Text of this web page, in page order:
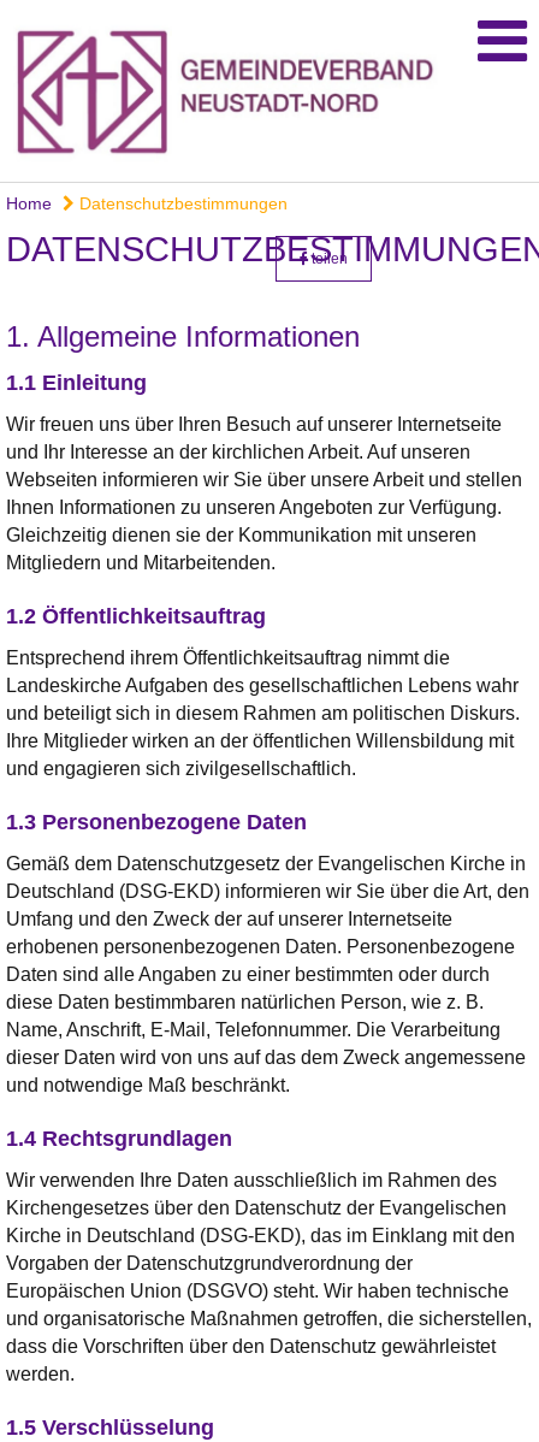
Home Datenschutzbestimmungen
teilen
1. Allgemeine Informationen
1.1 Einleitung
Wir freuen uns über Ihren Besuch auf unserer Internetseite
und Ihr Interesse an der kirchlichen Arbeit. Auf unseren
Webseiten informieren wir Sie über unsere Arbeit und stellen
Ihnen Informationen zu unseren Angeboten zur Verfügung.
Gleichzeitig dienen sie der Kommunikation mit unseren
Mitgliedern und Mitarbeitenden.
1.2 Öffentlichkeitsauftrag
Entsprechend ihrem Öffentlichkeitsauftrag nimmt die
Landeskirche Aufgaben des gesellschaftlichen Lebens wahr
und beteiligt sich in diesem Rahmen am politischen Diskurs.
Ihre Mitglieder wirken an der öffentlichen Willensbildung mit
und engagieren sich zivilgesellschaftlich.
1.3 Personenbezogene Daten
Gemäß dem Datenschutzgesetz der Evangelischen Kirche in
Deutschland (DSG-EKD) informieren wir Sie über die Art, den
Umfang und den Zweck der auf unserer Internetseite
erhobenen personenbezogenen Daten. Personenbezogene
Daten sind alle Angaben zu einer bestimmten oder durch
diese Daten bestimmbaren natürlichen Person, wie z. B.
Name, Anschrift, E-Mail, Telefonnummer. Die Verarbeitung
dieser Daten wird von uns auf das dem Zweck angemessene
und notwendige Maß beschränkt.
1.4 Rechtsgrundlagen
Wir verwenden Ihre Daten ausschließlich im Rahmen des
Kirchengesetzes über den Datenschutz der Evangelischen
Kirche in Deutschland (DSG-EKD), das im Einklang mit den
Vorgaben der Datenschutzgrundverordnung der
Europäischen Union (DSGVO) steht. Wir haben technische
und organisatorische Maßnahmen getroffen, die sicherstellen,
dass die Vorschriften über den Datenschutz gewährleistet
werden.
1.5 Verschlüsselung